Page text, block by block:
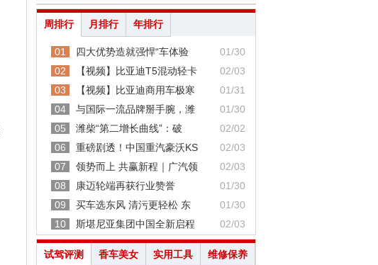
周排行 月排行 年排行
01 四大优势造就强悍“车体验
01/30
02
【视频】比亚迪T5混动轻卡
02/03
03
【视频】比亚迪商用车极寒
01/31
04
与国际一流品牌掰手腕，潍
01/30
05
潍柴“第二增长曲线”：破
02/02
06
重磅剧透！中国重汽豪沃KS
02/03
07
领势而上 共赢新程｜广汽领
02/03
08
康迈轮端再获行业赞誉
01/30
09
买车选东风 清污更轻松 东
01/30
10
斯堪尼亚集团中国全新启程 02/03
试驾评测 香车美女 实用工具 维修保养